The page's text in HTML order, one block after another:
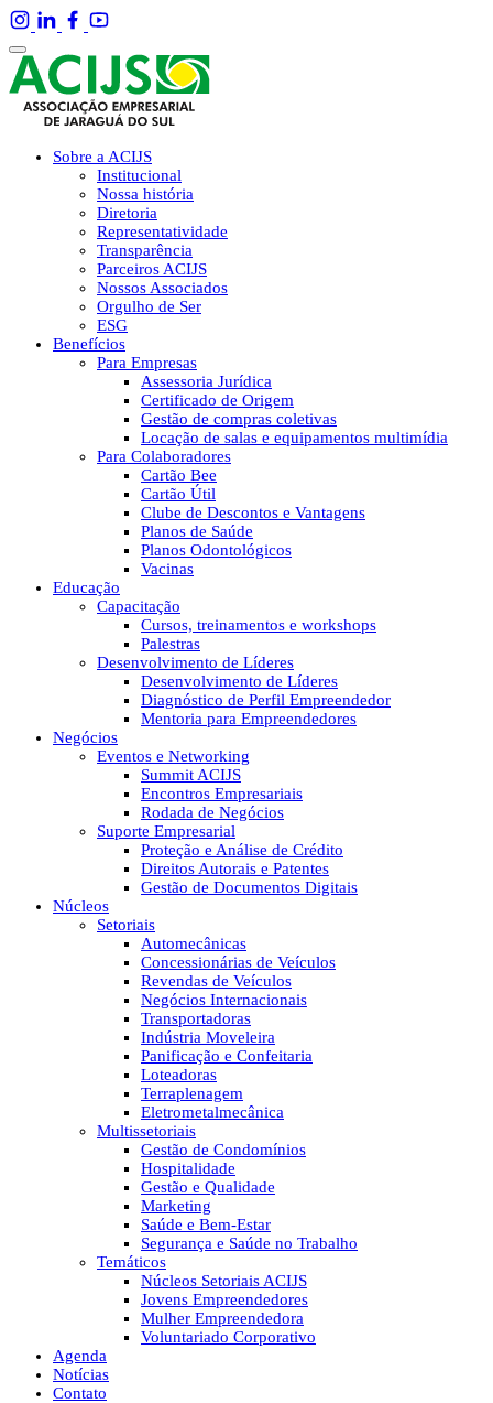
Sobre a ACIJS
Institucional
Nossa história
Diretoria
Representatividade
Transparência
Parceiros ACIJS
Nossos Associados
Orgulho de Ser
ESG
Benefícios
Para Empresas
Assessoria Jurídica
Certificado de Origem
Gestão de compras coletivas
Locação de salas e equipamentos multimídia
Para Colaboradores
Cartão Bee
Cartão Útil
Clube de Descontos e Vantagens
Planos de Saúde
Planos Odontológicos
Vacinas
Educação
Capacitação
Cursos, treinamentos e workshops
Palestras
Desenvolvimento de Líderes
Desenvolvimento de Líderes
Diagnóstico de Perfil Empreendedor
Mentoria para Empreendedores
Negócios
Eventos e Networking
Summit ACIJS
Encontros Empresariais
Rodada de Negócios
Suporte Empresarial
Proteção e Análise de Crédito
Direitos Autorais e Patentes
Gestão de Documentos Digitais
Núcleos
Setoriais
Automecânicas
Concessionárias de Veículos
Revendas de Veículos
Negócios Internacionais
Transportadoras
Indústria Moveleira
Panificação e Confeitaria
Loteadoras
Terraplenagem
Eletrometalmecânica
Multissetoriais
Gestão de Condomínios
Hospitalidade
Gestão e Qualidade
Marketing
Saúde e Bem-Estar
Segurança e Saúde no Trabalho
Temáticos
Núcleos Setoriais ACIJS
Jovens Empreendedores
Mulher Empreendedora
Voluntariado Corporativo
Agenda
Notícias
Contato